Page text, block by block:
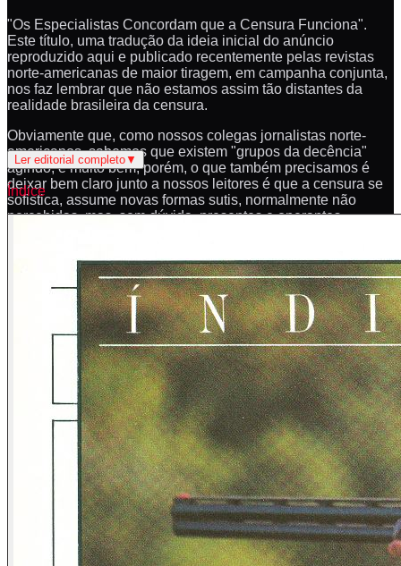
"Os Especialistas Concordam que a Censura Funciona".
Este título, uma tradução da ideia inicial do anúncio
reproduzido aqui e publicado recentemente pelas revistas
norte-americanas de maior tiragem, em campanha conjunta,
nos faz lembrar que não estamos assim tão distantes da
realidade brasileira da censura.
Obviamente que, como nossos colegas jornalistas norte-
americanos, sabemos que existem "grupos da decência"
agindo, e muito bem, porém, o que também precisamos é
deixar bem claro junto a nossos leitores é que a censura se
sofistica, assume novas formas sutis, normalmente não
percebidas, mas, sem dúvida, presentes e operantes.
nossa opinião um subliminar trabalho de censura, totalmente
novo. E, curiosamente, essa tarefa não é, na maioria das
vezes, exercida pelas autoridades constituídas do Brasil, o
que pode ser facilmente comprovado pelo fato de termos
recebido inúmeras mensagens de congratulação pelo
lançamento de Magnum de muitas autoridades militares e
policiais, veja seção "Cartas", estas sim envolvidas
diretamente no controle de armas.
Fica, então, patente que esse sub-reptício trabalho de
censura é mantido e incentivado por alguns civis brasileiros,
os quais, através de complexas artimanhas e identificações
com outras pessoas, as fazem ter uma "natural", à primeira
vista, e injustificada postura anti-armas.
O Dr. Joseph Goebbels, a mão publicitária de Hitler, não era
um militar, muito menos policial, e, no entanto, manteve
grande censura em todos os aspectos da vida civil alemã no
III Reich. Usando seu poder jornalístico e sua autoridade,
Ler editorial completo▼
Índice